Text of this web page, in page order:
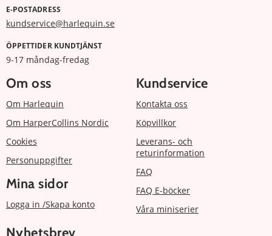
E-POSTADRESS
kundservice@harlequin.se
ÖPPETTIDER KUNDTJÄNST
9-17 måndag-fredag
Om oss
Om Harlequin
Om HarperCollins Nordic
Cookies
Personuppgifter
Mina sidor
Logga in /Skapa konto
Kundservice
Kontakta oss
Köpvillkor
Leverans- och
returinformation
FAQ
FAQ E-böcker
Våra miniserier
Nyhetsbrev